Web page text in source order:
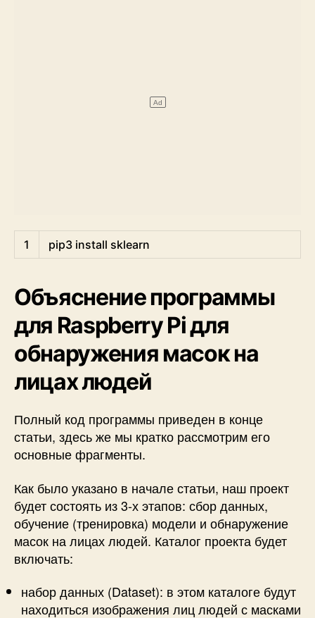
1 pip3 install sklearn
Объяснение программы
для Raspberry Pi для
обнаружения масок на
лицах людей
Полный код программы приведен в конце
статьи, здесь же мы кратко рассмотрим его
основные фрагменты.
Как было указано в начале статьи, наш проект
будет состоять из 3-х этапов: сбор данных,
обучение (тренировка) модели и обнаружение
масок на лицах людей. Каталог проекта будет
включать:
набор данных (Dataset): в этом каталоге будут
находиться изображения лиц людей с масками